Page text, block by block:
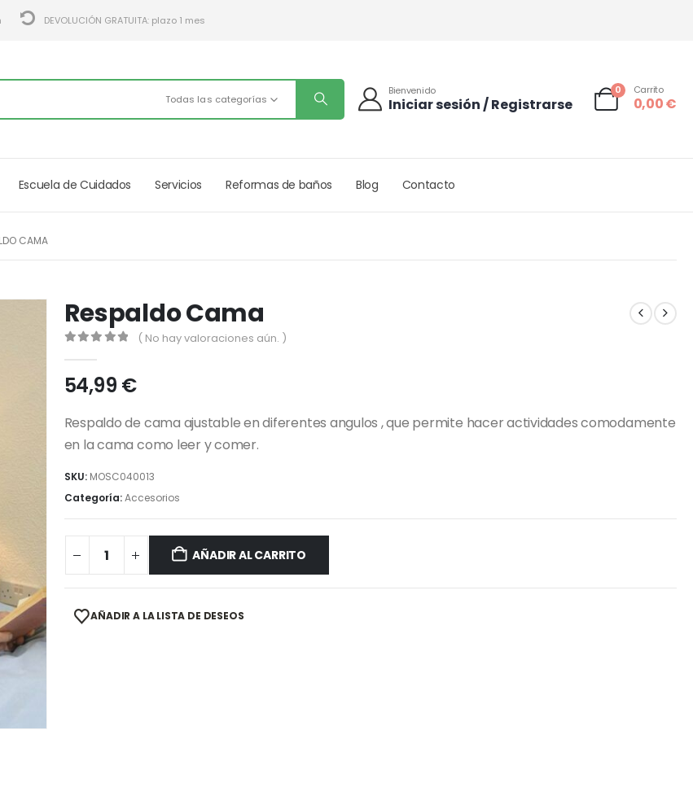
DEVOLUCIÓN GRATUITA: plazo 1 mes
Todas las categorías
Bienvenido
Iniciar sesión / Registrarse
0 Carrito
0,00€
Escuela de Cuidados Servicios Reformas de baños Blog Contacto
CAMA
Respaldo Cama
( No hay valoraciones aún. )
54,99 €
Respaldo de cama ajustable en diferentes angulos , que permite hacer actividades comodamente
en la cama como leer y comer.
SKU: MOSC040013
Categoría:Accesorios
AÑADIR AL CARRITO
AÑADIR A LA LISTA DE DESEOS